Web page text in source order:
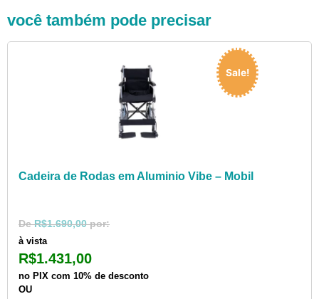
Sale!
Cadeira de Rodas em Aluminio Vibe – Mobil
R$1.690,00
à vista
R$1.431,00
no PIX com 10% de desconto
OU